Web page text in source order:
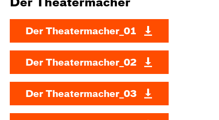
Der Theatermacher
Der Theatermacher_01
Der Theatermacher_02
Der Theatermacher_03